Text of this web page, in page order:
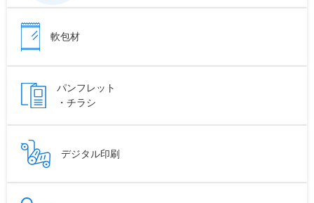
軟包材
パンフレット
・チラシ
デジタル印刷